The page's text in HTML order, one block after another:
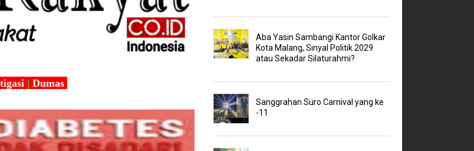
| Dumas
Aba Yasin Sambangi Kantor Golkar
Kota Malang, Sinyal Politik 2029
atau Sekadar Silaturahmi?
Sanggrahan Suro Carnival yang ke
-11